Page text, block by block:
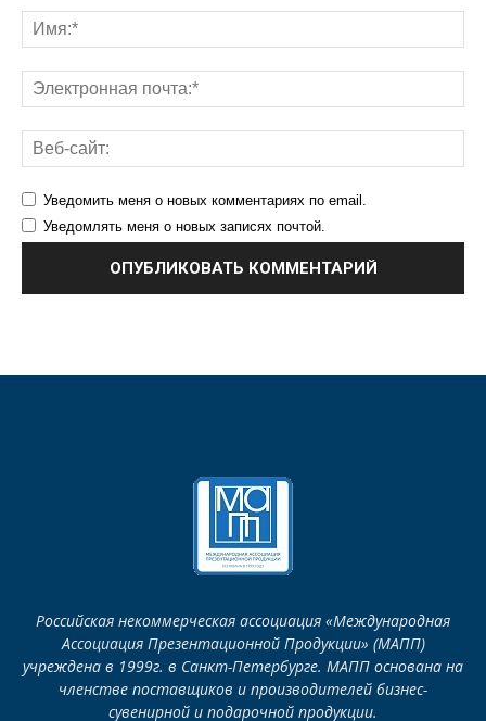
Уведомить меня о новых комментариях по email.
Уведомлять меня о новых записях почтой.
Российская некоммерческая ассоциация «Международная
Ассоциация Презентационной Продукции» (МАПП)
учреждена в 1999г. в Санкт-Петербурге. МАПП основана на
членстве поставщиков и производителей бизнес-
сувенирной и подарочной продукции.